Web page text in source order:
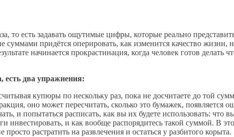
то есть задавать ощутимые цифры, которые реально
придётся оперировать, как изменится качество жизни,
начинается прокрастинация, когда человек готов делать
есть два упражнения:
купюры по нескольку раз, пока не досчитаете до той
оно может пересчитать, сколько это бумажек, появляется
и попытаться расписать, как вы их будете использовать: что
инвестировать, и как вообще распорядитесь такой суммой. В
растратить на развлечения и остаться у разбитого корыта.